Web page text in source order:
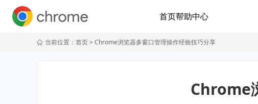
首页帮助中心
当前位置： 首页> Chrome浏览器多窗口管理操作经验技巧分享
Chrome